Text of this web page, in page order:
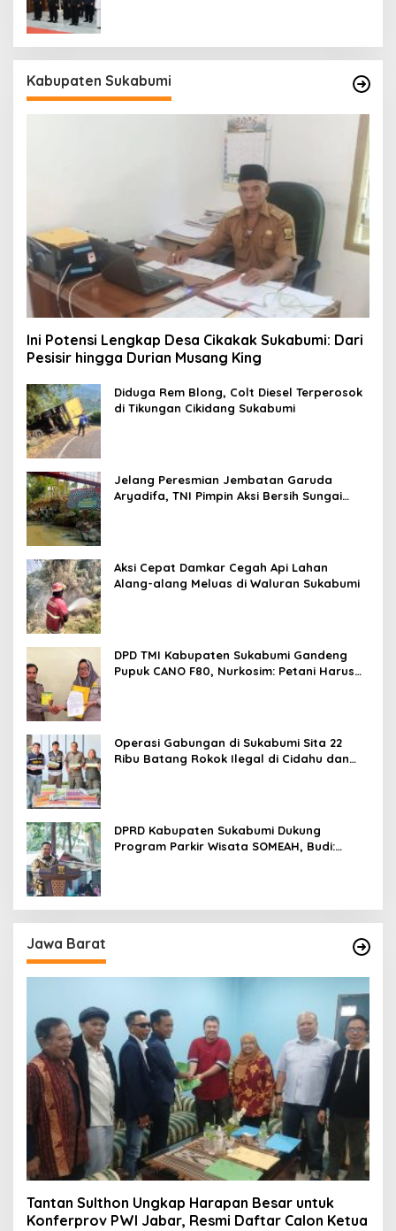
Kabupaten Sukabumi
Ini Potensi Lengkap Desa Cikakak Sukabumi: Dari
Pesisir hingga Durian Musang King
Diduga Rem Blong, Colt Diesel Terperosok
di Tikungan Cikidang Sukabumi
Jelang Peresmian Jembatan Garuda
Aryadifa, TNI Pimpin Aksi Bersih Sungai
Aksi Cepat Damkar Cegah Api Lahan
Alang-alang Meluas di Waluran Sukabumi
DPD TMI Kabupaten Sukabumi Gandeng
Pupuk CANO F80, Nurkosim: Petani Harus
Operasi Gabungan di Sukabumi Sita 22
Ribu Batang Rokok Ilegal di Cidahu dan
DPRD Kabupaten Sukabumi Dukung
Program Parkir Wisata SOMEAH, Budi:
Jawa Barat
Tantan Sulthon Ungkap Harapan Besar untuk
Konferprov PWI Jabar, Resmi Daftar Calon Ketua